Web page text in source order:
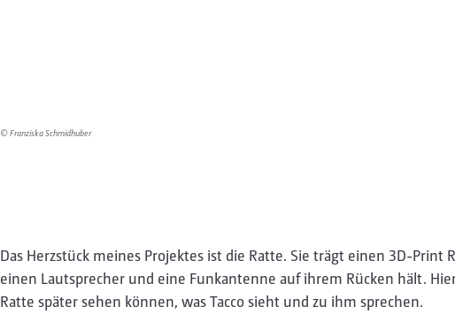
© Franziska Schmidhuber
Das Herzstück meines Projektes ist die Ratte. Sie trägt einen 3D-Print
einen Lautsprecher und eine Funkantenne auf ihrem Rücken hält.
Ratte später sehen können, was Tacco sieht und zu ihm sprechen.